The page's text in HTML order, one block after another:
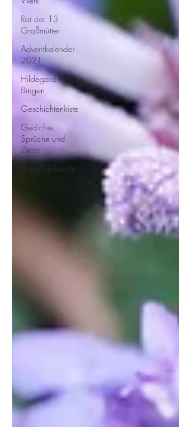
Rat der 13
Großmütter
Adventkalender
2021
Hildegard von
Bingen
Geschichtenkiste
Gedichte,
Sprüche und
Zitate
Kristallheilkunde